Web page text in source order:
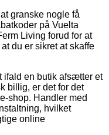
granske nogle få
på Vuelta
Living forud for at
du er sikret at skaffe
en butik afsætter et
billig, er det for det
shop. Handler med
hvilket
online